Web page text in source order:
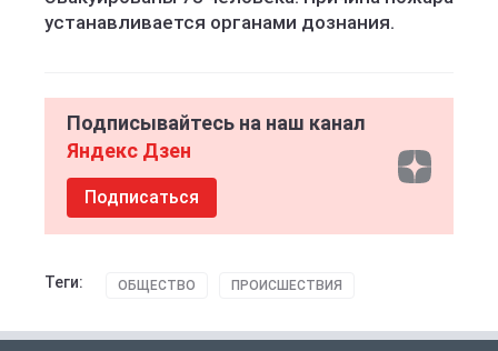
устанавливается органами дознания.
Подписывайтесь на наш канал
Яндекс Дзен
Подписаться
Теги: ОБЩЕСТВО ПРОИСШЕСТВИЯ